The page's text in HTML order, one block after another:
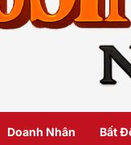
Doanh Nhân Bất